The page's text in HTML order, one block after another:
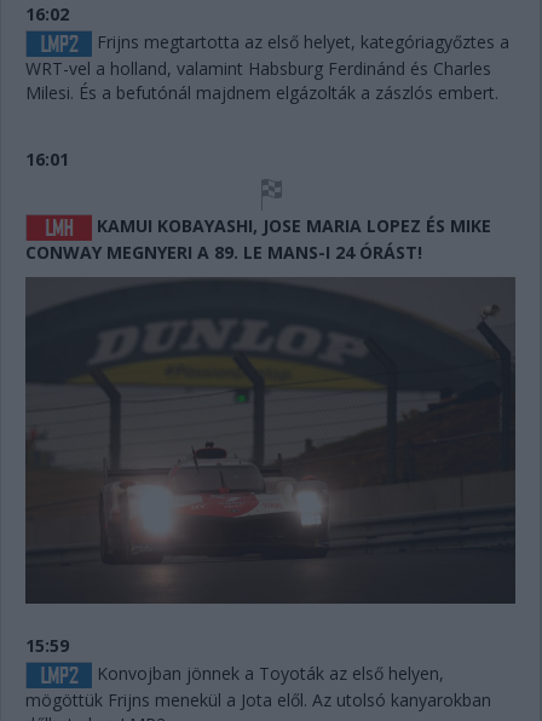
16:02
Frijns megtartotta az első helyet, kategóriagyőztes a
WRT-vel a holland, valamint Habsburg Ferdinánd és Charles
Milesi. És a befutónál majdnem elgázolták a zászlós embert.
16:01
KAMUI KOBAYASHI, JOSE MARIA LOPEZ ÉS MIKE
CONWAY MEGNYERI A 89. LE MANS-I 24 ÓRÁST!
15:59
Konvojban jönnek a Toyoták az első helyen,
mögöttük Frijns menekül a Jota elől. Az utolsó kanyarokban